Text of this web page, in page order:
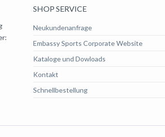
SHOP SERVICE
Neukundenanfrage
Embassy Sports Corporate Website
Kataloge und Dowloads
Kontakt
Schnellbestellung